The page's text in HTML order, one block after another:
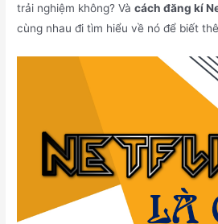
trải nghiệm không? Vàcách đăng kí
cùng nhau đi tìm hiểu về nó để biết